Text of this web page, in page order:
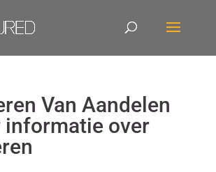
Van Aandelen
informatie over